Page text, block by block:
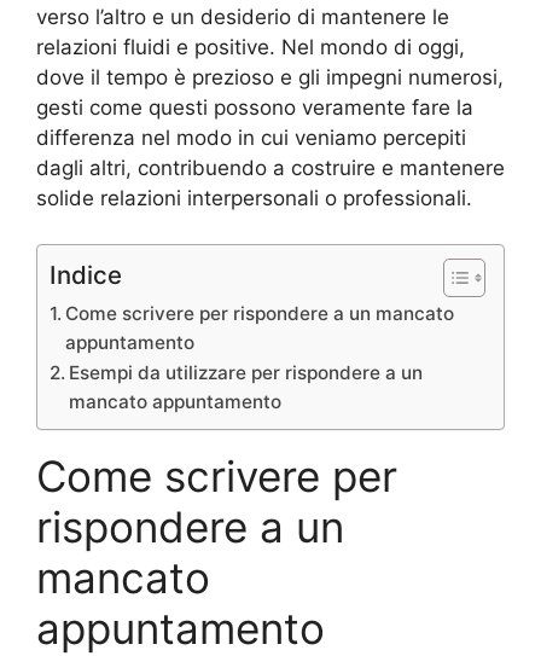
verso l’altro e un desiderio di mantenere le
relazioni fluidi e positive. Nel mondo di oggi,
dove il tempo è prezioso e gli impegni numerosi,
gesti come questi possono veramente fare la
differenza nel modo in cui veniamo percepiti
dagli altri, contribuendo a costruire e mantenere
solide relazioni interpersonali o professionali.
Indice
Come scrivere per rispondere a un mancato
appuntamento
Esempi da utilizzare per rispondere a un
mancato appuntamento
Come scrivere per
rispondere a un
mancato
appuntamento